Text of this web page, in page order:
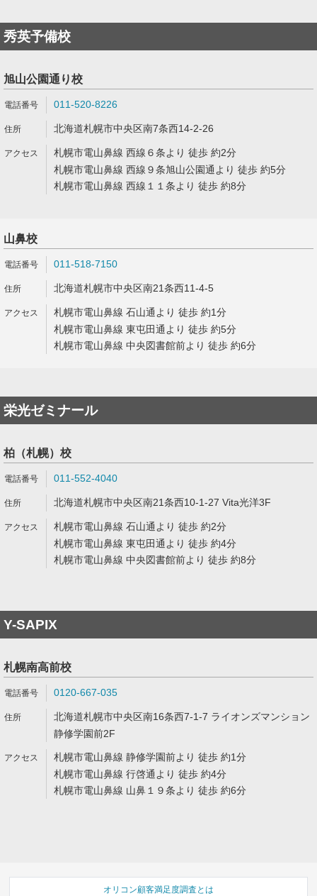
秀英予備校
旭山公園通り校
011-520-8226
北海道札幌市中央区南7条西14-2-26
札幌市電山鼻線 西線６条より 徒歩 約2分
札幌市電山鼻線 西線９条旭山公園通より 徒歩 約5分
札幌市電山鼻線 西線１１条より 徒歩 約8分
山鼻校
011-518-7150
北海道札幌市中央区南21条西11-4-5
札幌市電山鼻線 石山通より 徒歩 約1分
札幌市電山鼻線 東屯田通より 徒歩 約5分
札幌市電山鼻線 中央図書館前より 徒歩 約6分
栄光ゼミナール
柏（札幌）校
011-552-4040
北海道札幌市中央区南21条西10-1-27 Vita光洋3F
札幌市電山鼻線 石山通より 徒歩 約2分
札幌市電山鼻線 東屯田通より 徒歩 約4分
札幌市電山鼻線 中央図書館前より 徒歩 約8分
Y-SAPIX
札幌南高前校
0120-667-035
北海道札幌市中央区南16条西7-1-7 ライオンズマンション
静修学園前2F
札幌市電山鼻線 静修学園前より 徒歩 約1分
札幌市電山鼻線 行啓通より 徒歩 約4分
札幌市電山鼻線 山鼻１９条より 徒歩 約6分
オリコン顧客満足度調査とは